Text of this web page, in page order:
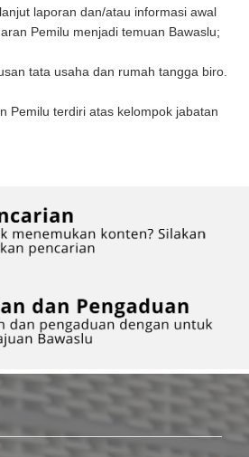
laporan dan/atau informasi awal
Pemilu menjadi temuan Bawaslu;
tata usaha dan rumah tangga biro.
Pemilu terdiri atas kelompok jabatan